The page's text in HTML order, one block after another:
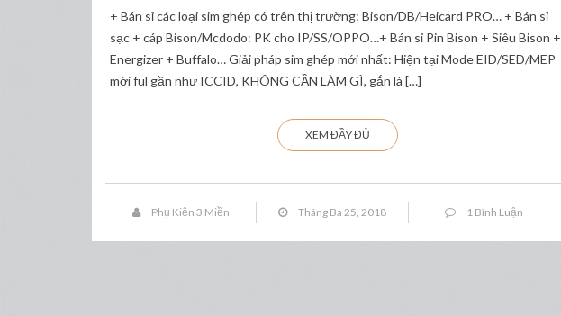
+ Bán sỉ các loại sim ghép có trên thị trường: Bison/DB/Heicard PRO… + Bán sỉ
sạc + cáp Bison/Mcdodo: PK cho IP/SS/OPPO…+ Bán sỉ Pin Bison + Siêu Bison +
Energizer + Buffalo… Giải pháp sim ghép mới nhất: Hiện tại Mode EID/SED/MEP
mới ful gần như ICCID, KHÔNG CẦN LÀM GÌ, gắn là […]
XEM ĐẦY ĐỦ
Phụ Kiện 3 Miền Tháng Ba 25, 2018 1 Bình Luận